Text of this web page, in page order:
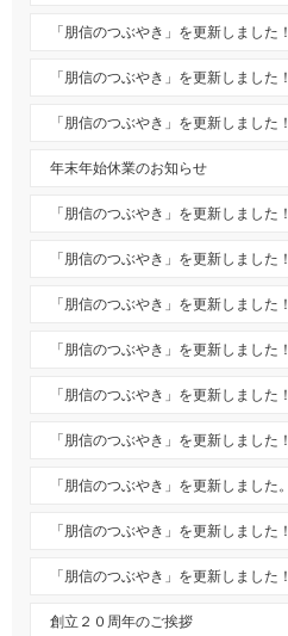
「朋信のつぶやき」を更新しました！
「朋信のつぶやき」を更新しました！
「朋信のつぶやき」を更新しました！
年末年始休業のお知らせ
「朋信のつぶやき」を更新しました！
「朋信のつぶやき」を更新しました！
「朋信のつぶやき」を更新しました！
「朋信のつぶやき」を更新しました！
「朋信のつぶやき」を更新しました！
「朋信のつぶやき」を更新しました！
「朋信のつぶやき」を更新しました。
「朋信のつぶやき」を更新しました！
「朋信のつぶやき」を更新しました！
創立２０周年のご挨拶